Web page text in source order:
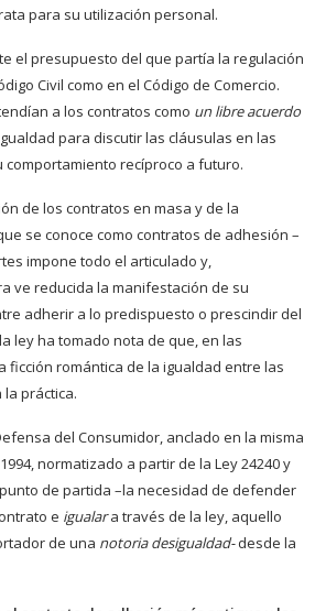
para su utilización personal.
el presupuesto del que partía la regulación
Civil como en el Código de Comercio.
a los contratos como un libre acuerdo
para discutir las cláusulas en las
recíproco a futuro.
de los contratos en masa y de la
se conoce como contratos de adhesión –
impone todo el articulado y,
ve reducida la manifestación de su
adherir a lo predispuesto o prescindir del
ley ha tomado nota de que, en las
ficción romántica de la igualdad entre las
práctica.
del Consumidor, anclado en la misma
normatizado a partir de la Ley 24240 y
de partida –la necesidad de defender
e igualara través de la ley, aquello
de una notoria desigualdad-desde la